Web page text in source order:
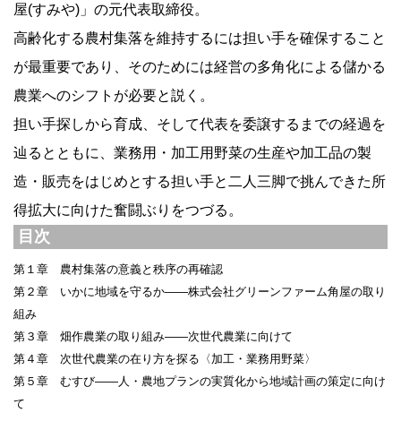
屋(すみや)」の元代表取締役。
高齢化する農村集落を維持するには担い手を確保すること
が最重要であり、そのためには経営の多角化による儲かる
農業へのシフトが必要と説く。
担い手探しから育成、そして代表を委譲するまでの経過を
辿るとともに、業務用・加工用野菜の生産や加工品の製
造・販売をはじめとする担い手と二人三脚で挑んできた所
得拡大に向けた奮闘ぶりをつづる。
目次
第１章 農村集落の意義と秩序の再確認
第２章 いかに地域を守るか――株式会社グリーンファーム角屋の取り
組み
第３章 畑作農業の取り組み――次世代農業に向けて
第４章 次世代農業の在り方を探る〈加工・業務用野菜〉
第５章 むすび――人・農地プランの実質化から地域計画の策定に向け
て